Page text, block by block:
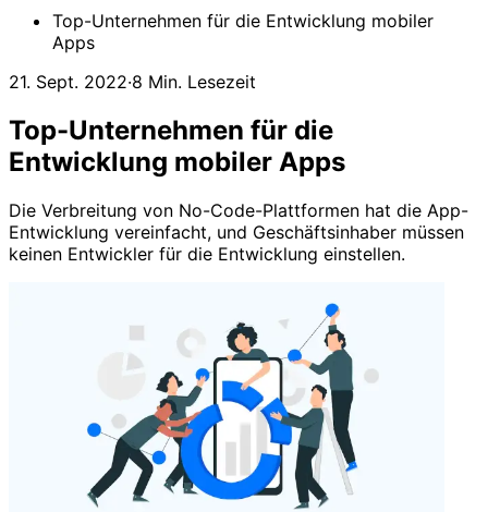
Top-Unternehmen für die Entwicklung mobiler
Apps
21. Sept. 2022·8 Min. Lesezeit
Top-Unternehmen für die
Entwicklung mobiler Apps
Die Verbreitung von No-Code-Plattformen hat die App-
Entwicklung vereinfacht, und Geschäftsinhaber müssen
keinen Entwickler für die Entwicklung einstellen.